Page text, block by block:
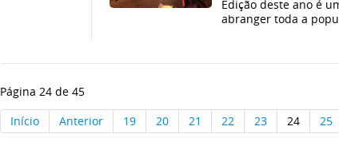
Edição deste ano é
abranger toda a
Página 24 de 45
Início
Anterior 19 20 21 22 23 24 25